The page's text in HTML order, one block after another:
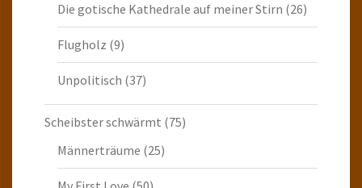
Die gotische Kathedrale auf meiner Stirn (26)
Flugholz (9)
Unpolitisch (37)
Scheibster schwärmt (75)
Männerträume (25)